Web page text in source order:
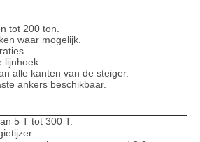
tot 200 ton.
waar mogelijk.
lijnhoek.
alle kanten van de steiger.
ankers beschikbaar.
5 T tot 300 T.